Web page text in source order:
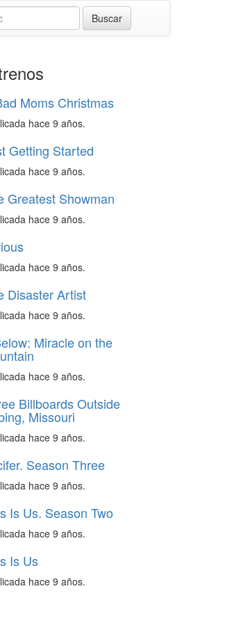
Moms Christmas
hace 9 años.
Getting Started
hace 9 años.
Greatest Showman
hace 9 años.
hace 9 años.
Disaster Artist
hace 9 años.
Miracle on the
hace 9 años.
Billboards Outside
Missouri
hace 9 años.
Season Three
hace 9 años.
Is Us. Season Two
hace 9 años.
Is Us
hace 9 años.